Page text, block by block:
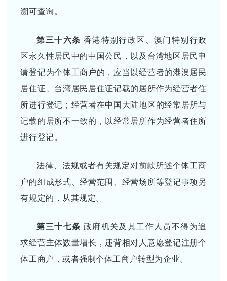
溯可查询。
第三十六条 香港特别行政区、澳门特别行政
区永久性居民中的中国公民，以及台湾地区居民申
请登记为个体工商户的，应当以经营者的港澳居民
居住证、台湾居民居住证记载的居所作为经营者住
所进行登记；经营者在中国大陆地区的经常居所与
记载的居所不一致的，以经常居所作为经营者住所
进行登记。
法律、法规或者有关规定对前款所述个体工商
户的组成形式、经营范围、经营场所等登记事项另
有规定的，从其规定。
第三十七条 政府机关及其工作人员不得为追
求经营主体数量增长，违背相对人意愿登记注册个
体工商户，或者强制个体工商户转型为企业。